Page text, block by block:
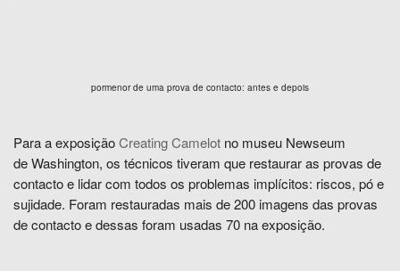
pormenor de uma prova de contacto: antes e depois
Para a exposiçãoCreating Camelot no museu Newseum
deWashington, os técnicos tiveram que restaurar as provas de
contacto e lidar com todos os problemas implícitos: riscos, pó e
sujidade. Foram restauradas mais de 200 imagens das provas
de contacto e dessas foram usadas 70 na exposição.